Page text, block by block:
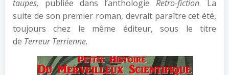
taupes, publiée dans l’anthologie Retro-fiction. La
suite de son premier roman, devrait paraître cet été,
toujours chez le même éditeur, sous le titre
de Terreur Terrienne.